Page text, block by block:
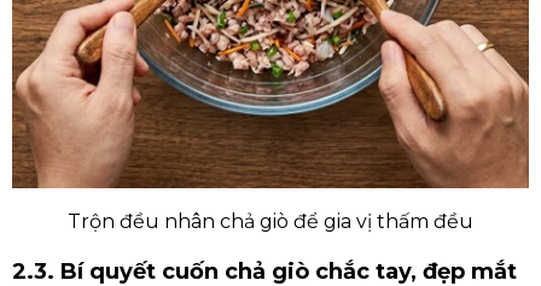
Trộn đều nhân chả giò để gia vị thấm đều
2.3. Bí quyết cuốn chả giò chắc tay, đẹp mắt